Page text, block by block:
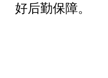
好后勤保障。